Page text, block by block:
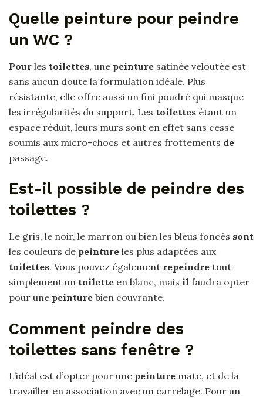
Quelle peinture pour peindre
un WC ?
Pour les toilettes, une peinture satinée veloutée est
sans aucun doute la formulation idéale. Plus
résistante, elle offre aussi un fini poudré qui masque
les irrégularités du support. Les toilettes étant un
espace réduit, leurs murs sont en effet sans cesse
soumis aux micro-chocs et autres frottements de
passage.
Est-il possible de peindre des
toilettes ?
Le gris, le noir, le marron ou bien les bleus foncés sont
les couleurs de peinture les plus adaptées aux
toilettes. Vous pouvez également repeindre tout
simplement un toilette en blanc, mais il faudra opter
pour une peinture bien couvrante.
Comment peindre des
toilettes sans fenêtre ?
L’idéal est d’opter pour une peinture mate, et de la
travailler en association avec un carrelage. Pour un